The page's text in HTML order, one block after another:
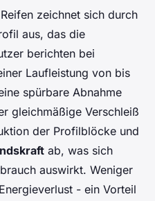
zeichnet sich durch
aus, das die
berichten bei
Laufleistung von bis
spürbare Abnahme
gleichmäßige Verschleiß
der Profilblöcke und
ab, was sich
auswirkt. Weniger
- ein Vorteil